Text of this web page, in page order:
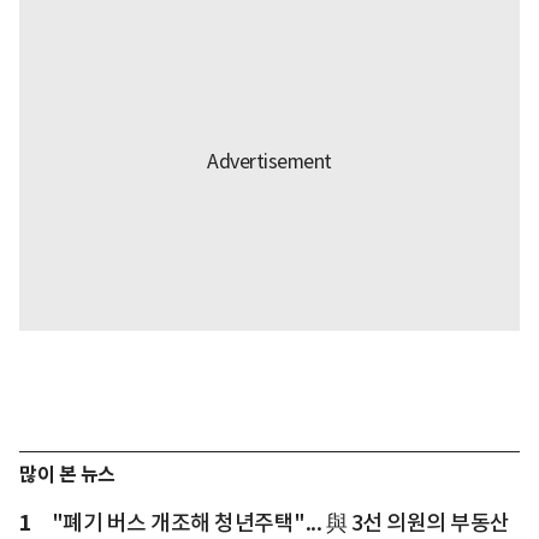
많이 본 뉴스
1
"폐기 버스 개조해 청년주택"... 與 3선 의원의 부동산